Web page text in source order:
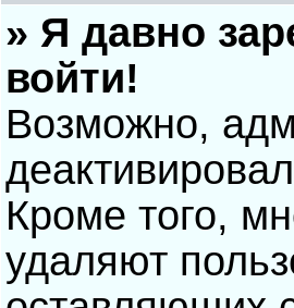
» Я давно
войти!
Возможно,
Кроме того,
удаляют